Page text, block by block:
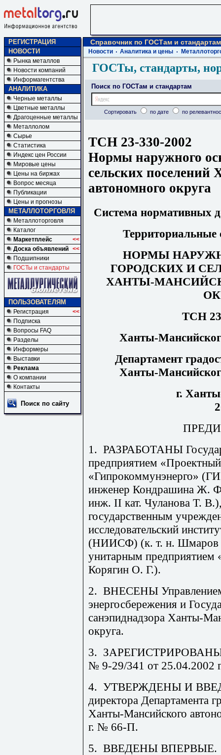
РЕГИСТРАЦИЯ
НОВОСТИ
Рынка металлов
Новости компаний
Информагентства
АНАЛИТИКА
Черные металлы
Цветные металлы
Драгоценные металлы
Металлолом
Сырье
Статистика
Индекс цен России
Мировые цены
Цены на биржах
Вопрос месяца
Публикации
Цены и прогнозы
МЕТАЛЛОТОРГОВЛЯ
Металлоторговля
Каталог
Маркетплейс
<<
Доска объявлений <<
Подшипники
ГОСТы и стандарты
ПОЛЬЗОВАТЕЛЯМ
Регистрация
<<
Подписка
Вопросы FAQ
Разделы
Информеры
Выставки
Реклама
О компании
Контакты
Поиск по сайту
Справочник по ГОСТам и стандартам
Новости Аналитика и цены
ГОСТы, стандарты,
Поиск по ГОСТам и стандартам
Сортировать по дате по
ТСН 23-330-2002
Нормы наружного
сельских
автономного округа
Система нормативных
НОРМЫ
ГОРОДСКИХ И
ХАНТЫ-
ТСН
Ханты-
Департамент
Ханты-
г.
1. РАЗРАБОТАНЫ
предприятием
«Гипрокоммунэнерго»
инженер Кондрашина Ж.
инж. II кат. Чуланова Т.
государственным
исследовательский
(НИИСФ) (к. т. н. Шмаров
унитарным предприятием
Корягин О. Г.).
2. ВНЕСЕНЫ Управлением
энергосбережения и
санэпиднадзора Ханты-
округа.
3. ЗАРЕГИСТРИРОВАНЫ
№ 9-29/341 от 25.04.2002
4. УТВЕРЖДЕНЫ И
директора Департамента
Ханты-Мансийского
г. № 66-П.
5. ВВЕДЕНЫ ВПЕРВЫЕ.